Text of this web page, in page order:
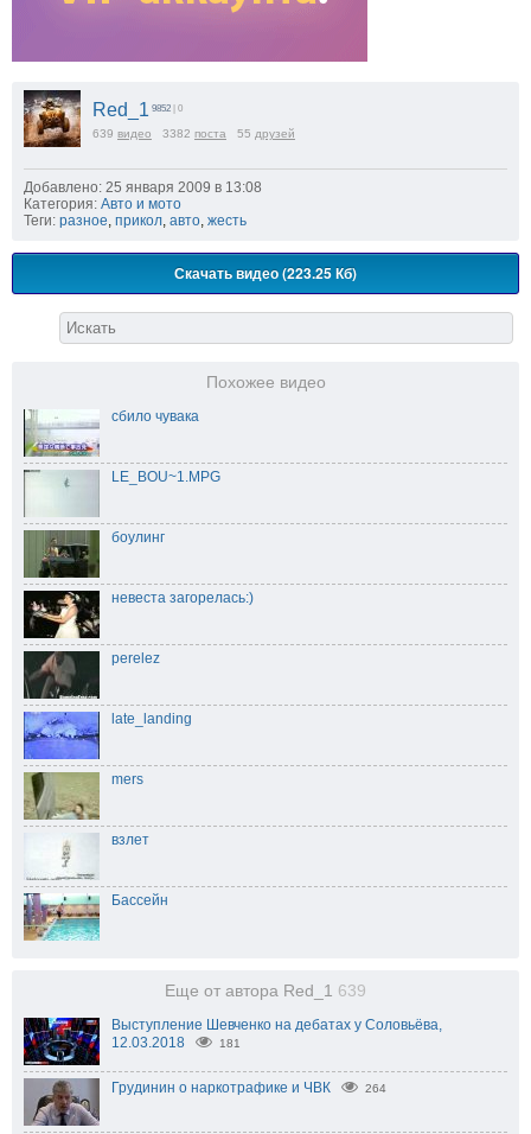
Red_1 9852 | 0
639 видео 3382 поста 55 друзей
Добавлено: 25 января 2009 в 13:08
Категория: Авто и мото
Теги: разное прикол авто жесть
Скачать видео (223.25 Кб)
Похожее видео
сбило чувака
LE_BOU~1.MPG
боулинг
невеста загорелась:)
perelez
late_landing
mers
взлет
Бассейн
Еще от автора Red_1 639
Выступление Шевченко на дебатах у Соловьёва,
12.03.2018
181
Грудинин о наркотрафике и ЧВК 264